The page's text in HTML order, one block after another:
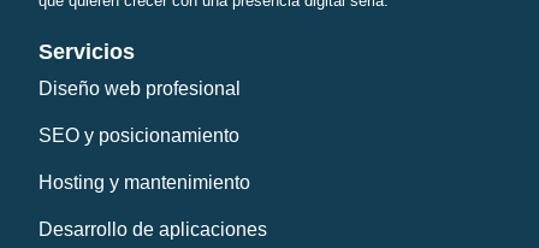
Servicios
Diseño web profesional
SEO y posicionamiento
Hosting y mantenimiento
Desarrollo de aplicaciones